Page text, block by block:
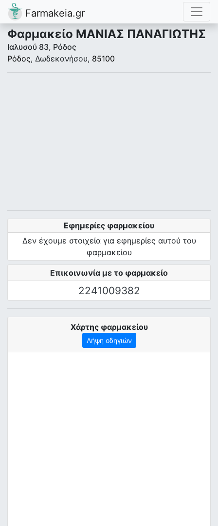
Farmakeia.gr
Φαρμακείο ΜΑΝΙΑΣ ΠΑΝΑΓΙΩΤΗΣ
Ιαλυσού 83, Ρόδος
Ρόδος, Δωδεκανήσου, 85100
Επικοινωνία με το φαρμακείο
2241009382
Εφημερίες φαρμακείου
Δεν έχουμε στοιχεία για εφημερίες αυτού του
φαρμακείου
Χάρτης φαρμακείου
Λήψη οδηγιών